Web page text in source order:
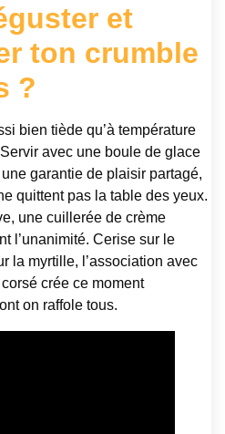
et
ton crumble
?
bien tiède qu’à température
avec une boule de glace
garantie de plaisir partagé,
quittent pas la table des yeux.
une cuillerée de crème
l’unanimité. Cerise sur le
la myrtille, l’association avec
crée ce moment
on raffole tous.